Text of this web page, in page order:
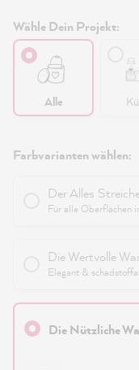
Wähle Dein Projekt:
Alle
Farbvarianten wählen:
Der Alles
Für alle Oberflächen
Die Wertvolle
Elegant &
Die Nützliche